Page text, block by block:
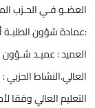
العضـو فـي الحـزب
:عمادة شؤون الطلبـة
العميد : عميـد
العالي.النشاط
التعليم العالي وفقا